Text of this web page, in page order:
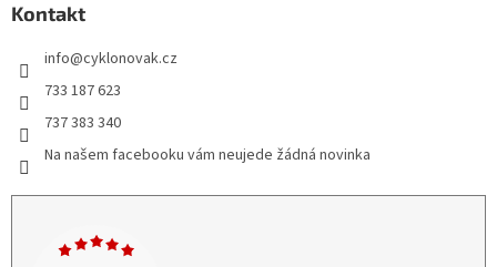
Kontakt
info@cyklonovak.cz
733 187 623
737 383 340
Na našem facebooku vám neujede žádná novinka